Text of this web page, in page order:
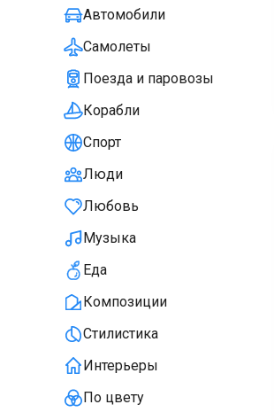
Автомобили
Самолеты
Поезда и паровозы
Корабли
Спорт
Люди
Любовь
Музыка
Еда
Композиции
Стилистика
Интерьеры
По цвету